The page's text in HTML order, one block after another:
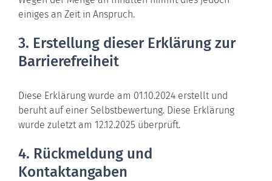
einiges an Zeit in Anspruch.
3. Erstellung dieser Erklärung zur
Barrierefreiheit
Diese Erklärung wurde am 01.10.2024 erstellt und
beruht auf einer Selbstbewertung. Diese Erklärung
wurde zuletzt am 12.12.2025 überprüft.
4. Rückmeldung und
Kontaktangaben